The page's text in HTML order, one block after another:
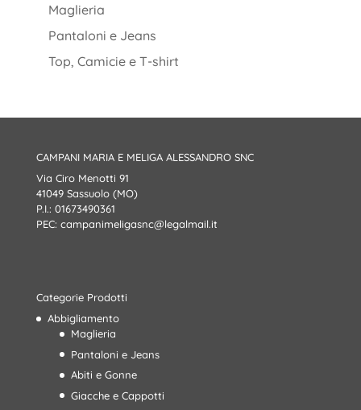
Maglieria
Pantaloni e Jeans
Top, Camicie e T-shirt
CAMPANI MARIA E MELIGA ALESSANDRO SNC
Via Ciro Menotti 91
41049 Sassuolo (MO)
P.I.: 01673490361
PEC: campanimeligasnc@legalmail.it
Categorie Prodotti
Abbigliamento
Maglieria
Pantaloni e Jeans
Abiti e Gonne
Giacche e Cappotti